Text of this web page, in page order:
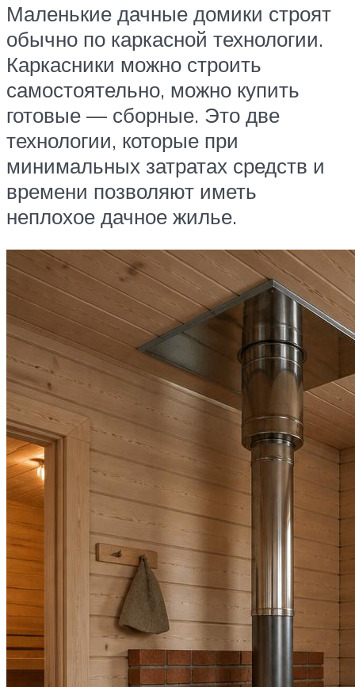
Маленькие дачные домики строят
обычно по каркасной технологии.
Каркасники можно строить
самостоятельно, можно купить
готовые — сборные. Это две
технологии, которые при
минимальных затратах средств и
времени позволяют иметь
неплохое дачное жилье.